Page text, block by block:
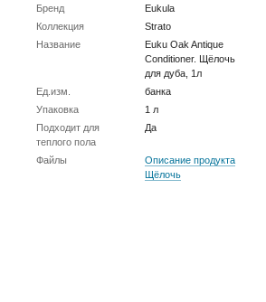
Бренд
Eukula
Коллекция
Strato
Название
Euku Oak Antique
Conditioner. Щёлочь
для дуба, 1л
Ед.изм.
банка
Упаковка
1 л
Подходит для
теплого пола
Да
Файлы
Описание продукта
Щёлочь